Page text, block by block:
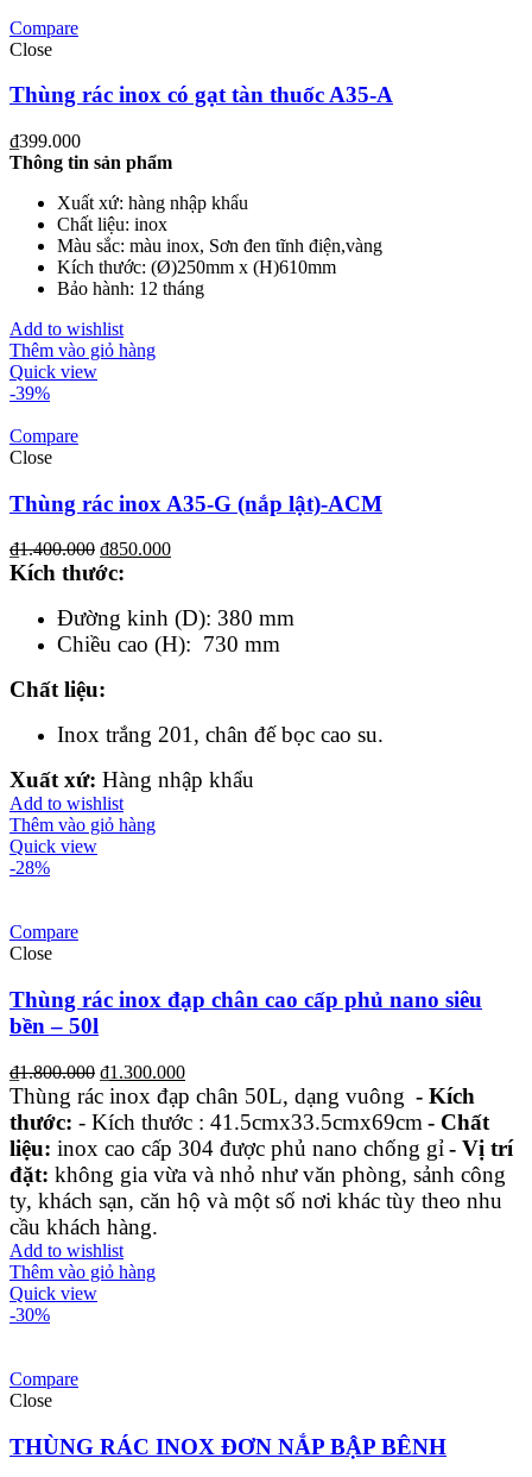
Compare
Close
Thùng rác inox có gạt tàn thuốc A35-A
₫399.000
Thông tin sản phẩm
Xuất xứ: hàng nhập khẩu
Chất liệu: inox
Màu sắc: màu inox, Sơn đen tĩnh điện,vàng
Kích thước: (Ø)250mm x (H)610mm
Bảo hành: 12 tháng
Add to wishlist
Thêm vào giỏ hàng
Quick view
-39%
Compare
Close
Thùng rác inox A35-G (nắp lật)-ACM
₫1.400.000 ₫850.000
Kích thước:
Đường kinh (D): 380 mm
Chiều cao (H): 730 mm
Chất liệu:
Inox trắng 201, chân đế bọc cao su.
Xuất xứ: Hàng nhập khẩu
Add to wishlist
Thêm vào giỏ hàng
Quick view
-28%
Compare
Close
Thùng rác inox đạp chân cao cấp phủ nano siêu
bền – 50l
₫1.800.000 ₫1.300.000
Thùng rác inox đạp chân 50L, dạng vuông - Kích
thước: - Kích thước : 41.5cmx33.5cmx69cm - Chất
liệu: inox cao cấp 304 được phủ nano chống gỉ- Vị trí
đặt: không gia vừa và nhỏ như văn phòng, sảnh công
ty, khách sạn, căn hộ và một số nơi khác tùy theo nhu
cầu khách hàng.
Add to wishlist
Thêm vào giỏ hàng
Quick view
-30%
Compare
Close
THÙNG RÁC INOX ĐƠN NẮP BẬP BÊNH